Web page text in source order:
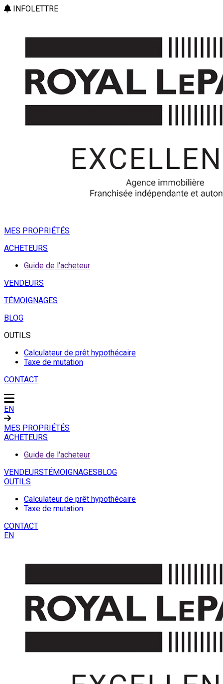
INFOLETTRE
MES PROPRIÉTÉS
ACHETEURS
Guide de l'acheteur
VENDEURS
TÉMOIGNAGES
BLOG
OUTILS
Calculateur de prêt hypothécaire
Taxe de mutation
CONTACT
EN
MES PROPRIÉTÉS
ACHETEURS
Guide de l'acheteur
VENDEURSTÉMOIGNAGESBLOG
OUTILS
Calculateur de prêt hypothécaire
Taxe de mutation
CONTACT
EN